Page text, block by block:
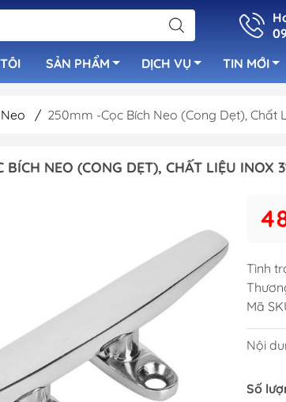
SẢN PHẨM
Cọc Bích Neo
Tay Nắm Inox
Cột Cờ & Cột Đèn
Nắp Xăng - Nắp Nước
Ống Cắm Cần Câu
Khóa Nắp Hầm
Bơm Tay
Bơm Sục
Ống Lù
Bơm Máy
Bơm Chất
Bơm Rút
DỊCH VỤ TIN MỚI
/ 250mm -Cọc Bích Neo (Cong Dẹt), Chất
BÍCH NEO (CONG DẸT), CHẤT LIỆU INOX
Tình
Mã
Nội
Số